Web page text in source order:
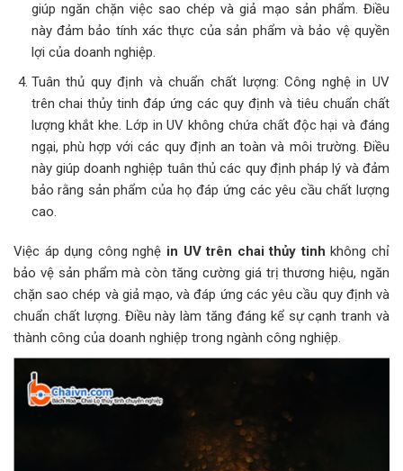
giúp ngăn chặn việc sao chép và giả mạo sản phẩm. Điều
này đảm bảo tính xác thực của sản phẩm và bảo vệ quyền
lợi của doanh nghiệp.
Tuân thủ quy định và chuẩn chất lượng: Công nghệ in UV
trên chai thủy tinh đáp ứng các quy định và tiêu chuẩn chất
lượng khắt khe. Lớp in UV không chứa chất độc hại và đáng
ngại, phù hợp với các quy định an toàn và môi trường. Điều
này giúp doanh nghiệp tuân thủ các quy định pháp lý và đảm
bảo rằng sản phẩm của họ đáp ứng các yêu cầu chất lượng
cao.
Việc áp dụng công nghệ in UV trên chai thủy tinhkhông chỉ
bảo vệ sản phẩm mà còn tăng cường giá trị thương hiệu, ngăn
chặn sao chép và giả mạo, và đáp ứng các yêu cầu quy định và
chuẩn chất lượng. Điều này làm tăng đáng kể sự cạnh tranh và
thành công của doanh nghiệp trong ngành công nghiệp.